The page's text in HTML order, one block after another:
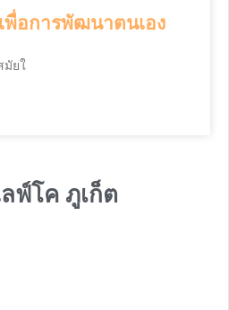
พื่อการพัฒนาตนเอง
มัยใ
ฟ์โค ภูเก็ต